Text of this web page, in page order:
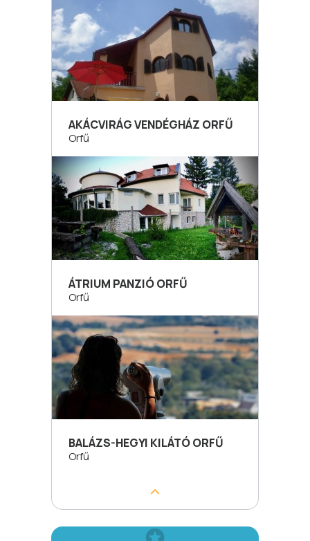
AKÁCVIRÁG VENDÉGHÁZ ORFŰ
Orfű
ÁTRIUM PANZIÓ ORFŰ
Orfű
BALÁZS-HEGYI KILÁTÓ ORFŰ
Orfű